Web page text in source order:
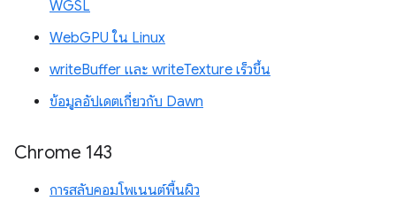
WGSL
WebGPU ใน Linux
writeBuffer และ writeTexture เร็วขึ้น
ข้อมูลอัปเดตเกี่ยวกับ Dawn
Chrome 143
การสลับคอมโพเนนต์พื้นผิว